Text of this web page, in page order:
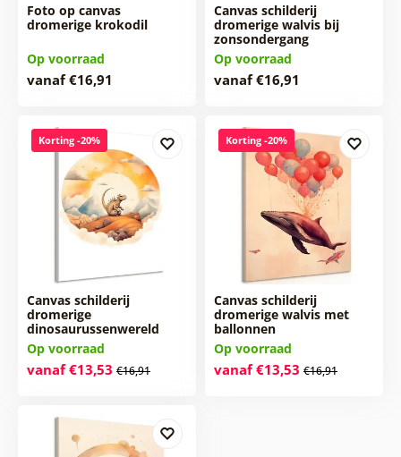
Foto op canvas
dromerige krokodil
Op voorraad
vanaf €16,91
Canvas schilderij
dromerige walvis bij
zonsondergang
Op voorraad
vanaf €16,91
Korting -20%
Canvas schilderij
dromerige
dinosaurussenwereld
Op voorraad
vanaf €13,53 €16,91
Korting -20%
Canvas schilderij
dromerige walvis met
ballonnen
Op voorraad
vanaf €13,53 €16,91